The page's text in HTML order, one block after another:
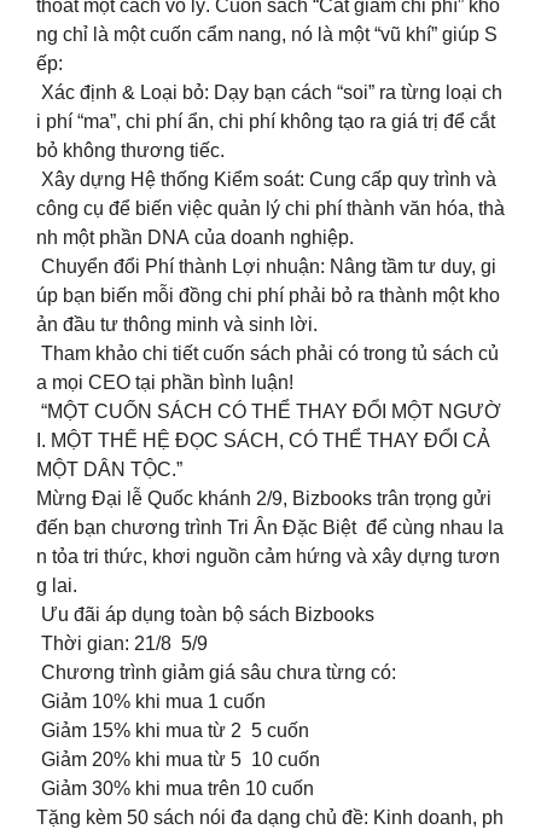
thoát một cách vô lý. Cuốn sách “Cắt giảm chi phí” khô
ng chỉ là một cuốn cẩm nang, nó là một “vũ khí” giúp S
ếp:
Xác định & Loại bỏ: Dạy bạn cách “soi” ra từng loại ch
i phí “ma”, chi phí ẩn, chi phí không tạo ra giá trị để cắt
bỏ không thương tiếc.
Xây dựng Hệ thống Kiểm soát: Cung cấp quy trình và
công cụ để biến việc quản lý chi phí thành văn hóa, thà
nh một phần DNA của doanh nghiệp.
Chuyển đổi Phí thành Lợi nhuận: Nâng tầm tư duy, gi
úp bạn biến mỗi đồng chi phí phải bỏ ra thành một kho
ản đầu tư thông minh và sinh lời.
Tham khảo chi tiết cuốn sách phải có trong tủ sách củ
a mọi CEO tại phần bình luận!
“MỘT CUỐN SÁCH CÓ THỂ THAY ĐỔI MỘT NGƯỜ
I. MỘT THẾ HỆ ĐỌC SÁCH, CÓ THỂ THAY ĐỔI CẢ
MỘT DÂN TỘC.”
Mừng Đại lễ Quốc khánh 2/9, Bizbooks trân trọng gửi
đến bạn chương trình Tri Ân Đặc Biệt để cùng nhau la
n tỏa tri thức, khơi nguồn cảm hứng và xây dựng tươn
g lai.
Ưu đãi áp dụng toàn bộ sách Bizbooks
Thời gian: 21/8 5/9
Chương trình giảm giá sâu chưa từng có:
Giảm 10% khi mua 1 cuốn
Giảm 15% khi mua từ 2 5 cuốn
Giảm 20% khi mua từ 5 10 cuốn
Giảm 30% khi mua trên 10 cuốn
Tặng kèm 50 sách nói đa dạng chủ đề: Kinh doanh, ph